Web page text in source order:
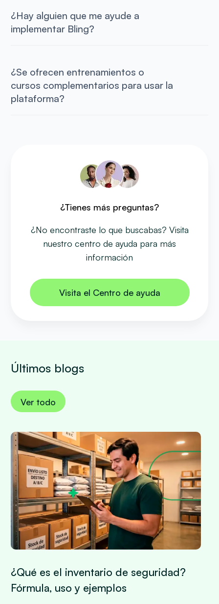
¿Hay alguien que me ayude a
implementar Bling?
¿Se ofrecen entrenamientos o
cursos complementarios para usar la
plataforma?
¿Tienes más preguntas?
¿No encontraste lo que buscabas? Visita
nuestro centro de ayuda para más
información
Visita el Centro de ayuda
Últimos blogs
Ver todo
¿Qué es el inventario de seguridad?
Fórmula, uso y ejemplos